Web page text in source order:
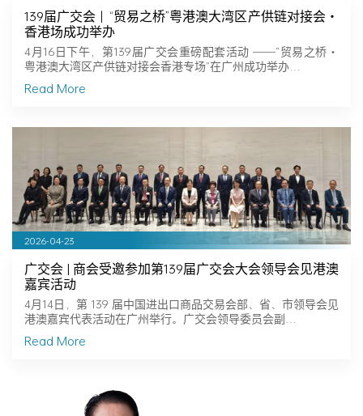
139届广交会｜“贸易之桥”粤港澳大湾区产供链对接会・
香港场成功举办
4月16日下午，第139届广交会重磅配套活动 ——“贸易之桥・
粤港澳大湾区产供链对接会香港专场”在广州成功举办…
Read More
2026-04-23
广交会 | 商会受邀参加第139届广交会大会领导会见港澳
嘉宾活动
4月14日，第 139 届中国进出口商品交易会部、省、市领导会见
港澳嘉宾代表活动在广州举行。广交会领导委员会副…
Read More